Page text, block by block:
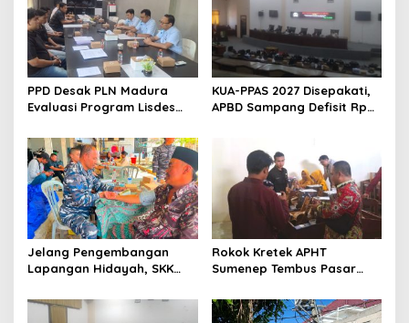
PPD Desak PLN Madura
Evaluasi Program Lisdes
KUA-PPAS 2027 Disepakati,
APBD Sampang Defisit Rp
Jelang Pengembangan
Lapangan Hidayah, SKK
Perkuat Sinergi dengan
Nelayan Sampang
Rokok Kretek APHT
Sumenep Tembus Pasar